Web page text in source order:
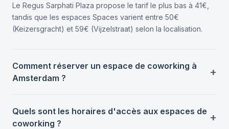
Le Regus Sarphati Plaza propose le tarif le plus bas à 41€,
tandis que les espaces Spaces varient entre 50€
(Keizersgracht) et 59€ (Vijzelstraat) selon la localisation.
Comment réserver un espace de coworking à
Amsterdam ?
Quels sont les horaires d'accès aux espaces de
coworking ?